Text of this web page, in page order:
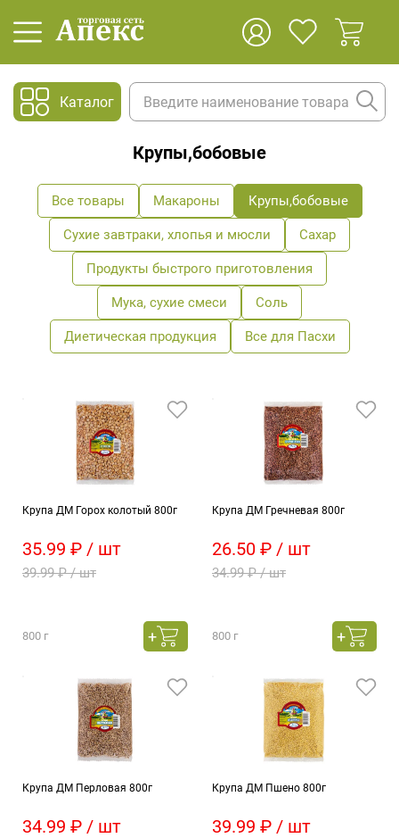
Каталог
Крупы,бобовые
Все товары Макароны Крупы,бобовые
Сухие завтраки, хлопья и мюсли Сахар
Продукты быстрого приготовления
Мука, сухие смеси Соль
Диетическая продукция Все для Пасхи
Крупа ДМ Горох колотый 800г
35.99 ₽ / шт
39.99 ₽ / шт
800 г
Крупа ДМ Гречневая 800г
26.50 ₽ / шт
34.99 ₽ / шт
800 г
Крупа ДМ Перловая 800г
34.99 ₽ / шт
Крупа ДМ Пшено 800г
39.99 ₽ / шт